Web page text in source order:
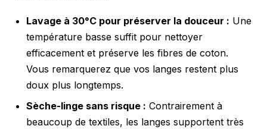
Lavage à 30°C pour préserver la douceur : Une
température basse suffit pour nettoyer
efficacement et préserve les fibres de coton.
Vous remarquerez que vos langes restent plus
doux plus longtemps.
Sèche-linge sans risque : Contrairement à
beaucoup de textiles, les langes supportent très